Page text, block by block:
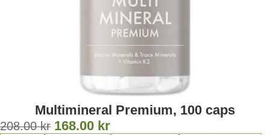
Multimineral Premium, 100 caps
208.00kr 168.00 kr